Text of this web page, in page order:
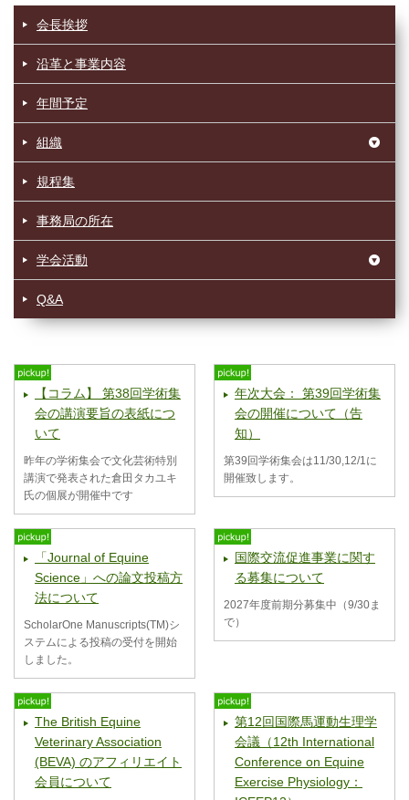
会長挨拶
沿革と事業内容
年間予定
組織
規程集
事務局の所在
学会活動
Q&A
【コラム】 第38回学術集
会の講演要旨の表紙につ
いて
昨年の学術集会で文化芸術特別
講演で発表された倉田タカユキ
氏の個展が開催中です
年次大会： 第39回学術集
会の開催について（告
知）
第39回学術集会は11/30,12/1に
開催致します。
「Journal of Equine
Science」への論文投稿方
法について
ScholarOne Manuscripts(TM)シ
ステムによる投稿の受付を開始
しました。
国際交流促進事業に関す
る募集について
2027年度前期分募集中（9/30ま
で）
The British Equine
Veterinary Association
(BEVA) のアフィリエイト
会員について
第12回国際馬運動生理学
会議（12th International
Conference on Equine
Exercise Physiology：